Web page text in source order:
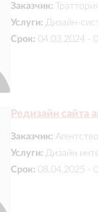
Заказчик:
Услуги: Дизайн-
Срок: 04.03.2024 -
Редизайн сайта
Заказчик:
Услуги: Дизайн
Срок: 08.04.2025 -